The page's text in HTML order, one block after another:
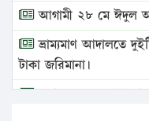
আগামী ২৮ মে ঈদুল
ভ্রাম্যমাণ আদালতে
টাকা জরিমানা।
এবার লঞ্চের ভাড়া